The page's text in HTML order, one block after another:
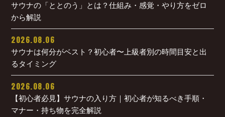
サウナの「ととのう」とは？仕組み・感覚・やり方をゼロ
から解説
2026.08.06
サウナは何分がベスト？初心者〜上級者別の時間目安と出
るタイミング
2026.08.06
【初心者必見】サウナの入り方｜初心者が知るべき手順・
マナー・持ち物を完全解説